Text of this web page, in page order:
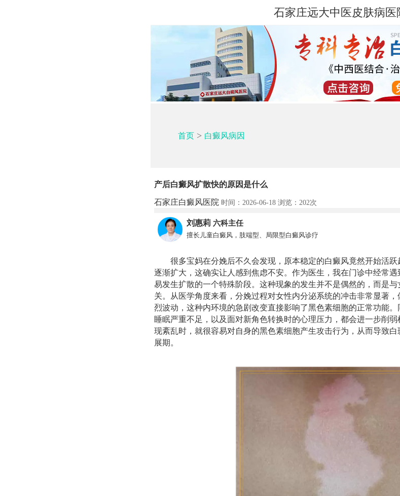
石家庄远大中医皮肤病医
首页> 白癜风病因
产后白癜风扩散快的原因是什么
石家庄白癜风医院 时间：2026-06-18 浏览： 202次
刘惠莉 六科主任
擅长儿童白癜风，肢端型、局限型白癜风诊疗
很多宝妈在分娩后不久会发现，原本稳定的白癜风竟然开始活
逐渐扩大，这确实让人感到焦虑不安。作为医生，我在门诊中经常
易发生扩散的一个特殊阶段。这种现象的发生并不是偶然的，而是
关。从医学角度来看，分娩过程对女性内分泌系统的冲击非常显著
烈波动，这种内环境的急剧改变直接影响了黑色素细胞的正常功能
睡眠严重不足，以及面对新角色转换时的心理压力，都会进一步削
现紊乱时，就很容易对自身的黑色素细胞产生攻击行为，从而导致
展期。